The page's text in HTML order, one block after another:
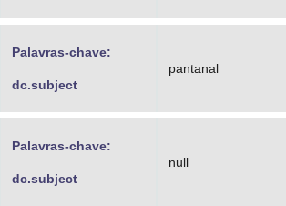
Palavras-chave:
dc.subject
pantanal
Palavras-chave:
dc.subject
null